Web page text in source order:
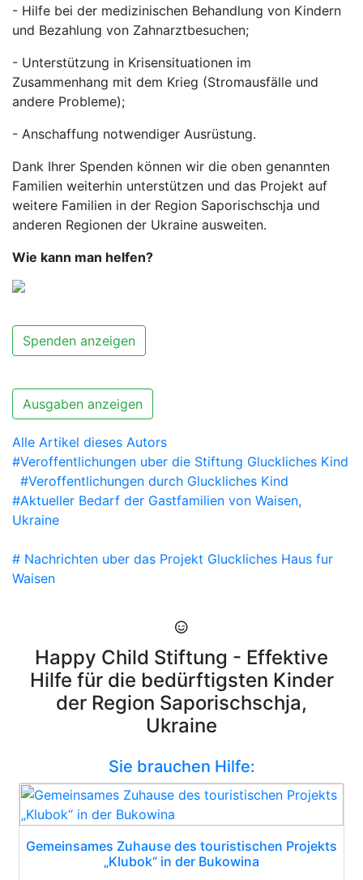
- Hilfe bei der medizinischen Behandlung von Kindern
und Bezahlung von Zahnarztbesuchen;
- Unterstützung in Krisensituationen im
Zusammenhang mit dem Krieg (Stromausfälle und
andere Probleme);
- Anschaffung notwendiger Ausrüstung.
Dank Ihrer Spenden können wir die oben genannten
Familien weiterhin unterstützen und das Projekt auf
weitere Familien in der Region Saporischschja und
anderen Regionen der Ukraine ausweiten.
Wie kann man helfen?
Spenden anzeigen
Ausgaben anzeigen
Alle Artikel dieses Autors
#Veroffentlichungen uber die Stiftung Gluckliches Kind
#Veroffentlichungen durch Gluckliches Kind
#Aktueller Bedarf der Gastfamilien von Waisen,
Ukraine
# Nachrichten uber das Projekt Gluckliches Haus fur
Waisen
Happy Child Stiftung - Effektive
Hilfe für die bedürftigsten Kinder
der Region Saporischschja,
Ukraine
Sie brauchen Hilfe:
Gemeinsames Zuhause des touristischen Projekts
„Klubok“ in der Bukowina